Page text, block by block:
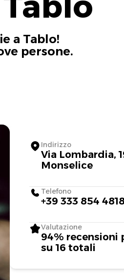
a Tablo!
persone.
Indirizzo
Via Lombardia,
Monselice
Telefono
+39 333 854 4818
Valutazione
94% recensioni
su 16 totali